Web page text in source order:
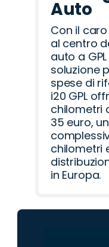
Auto
Con il
al centro
auto a
soluzione
spese di
i20 GPL
chilometri
35 euro,
chilometri
in Europa.